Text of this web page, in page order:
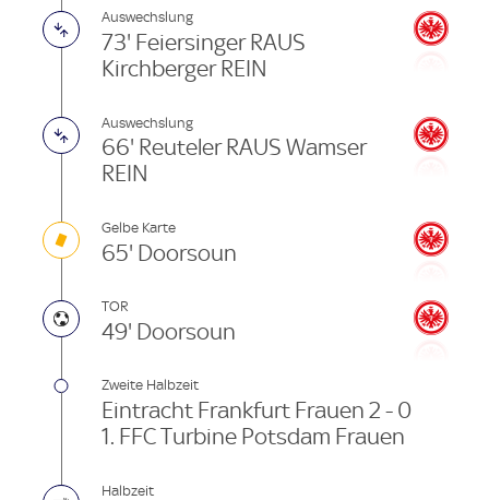
Auswechslung
73' Feiersinger RAUS
Kirchberger REIN
Auswechslung
66' Reuteler RAUS Wamser
REIN
Gelbe Karte
65' Doorsoun
TOR
49' Doorsoun
Zweite Halbzeit
Eintracht Frankfurt Frauen 2 - 0
1. FFC Turbine Potsdam Frauen
Halbzeit